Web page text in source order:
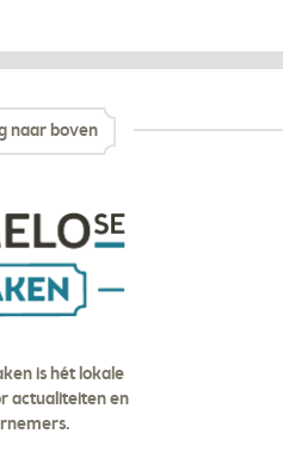
naar boven
is hét lokale
actualiteiten en